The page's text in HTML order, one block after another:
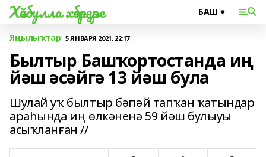
Хәйбулла хәбәрҙәре
Яңылыҡтар 5 ЯНВАРЯ 2021, 22:17
Былтыр Башҡортостанда иң
йәш әсәйгә 13 йәш була
Шулай уҡ былтыр бәпәй тапҡан ҡатындар
араһында иң өлкәненә 59 йәш булыуы
асыҡланған //